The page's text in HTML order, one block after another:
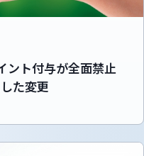
ント付与が全面禁止
た変更